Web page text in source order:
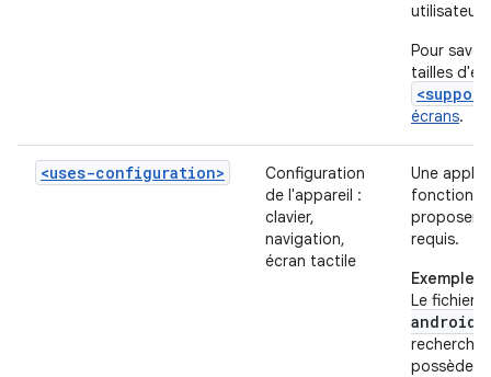
Pour
tailles
écrans.
<uses-configuration>
Configuration
de l'appareil :
clavier,
navigation,
écran tactile
Une
proposera
requis.
Exemple 1
Le fichier
recherche
possède